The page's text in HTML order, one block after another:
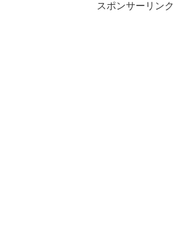
スポンサーリンク